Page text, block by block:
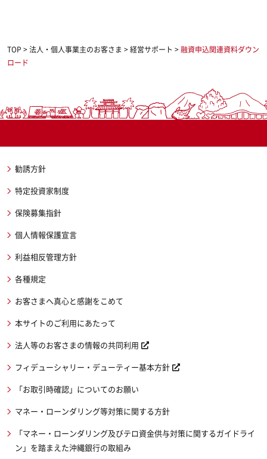
TOP >法人・個人事業主のお客さま >経営サポート >融資申込関連資料ダウン
ロード
勧誘方針
特定投資家制度
保険募集指針
個人情報保護宣言
利益相反管理方針
各種規定
お客さまへ真心と感謝をこめて
本サイトのご利用にあたって
法人等のお客さまの情報の共同利用
フィデューシャリー・デューティー基本方針
「お取引時確認」についてのお願い
マネー・ローンダリング等対策に関する方針
「マネー・ローンダリング及びテロ資金供与対策に関するガイドライ
ン」を踏まえた沖縄銀行の取組み